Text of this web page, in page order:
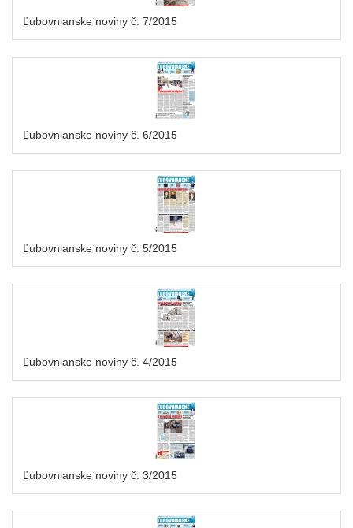
Ľubovnianske noviny č. 7/2015
Ľubovnianske noviny č. 6/2015
Ľubovnianske noviny č. 5/2015
Ľubovnianske noviny č. 4/2015
Ľubovnianske noviny č. 3/2015